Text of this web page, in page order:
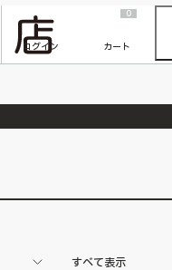
『ONE PIECE magazine 021 ONE PIECEカード付き同梱版』発売延期のご案内
ログイン
0
カート
すべて表示